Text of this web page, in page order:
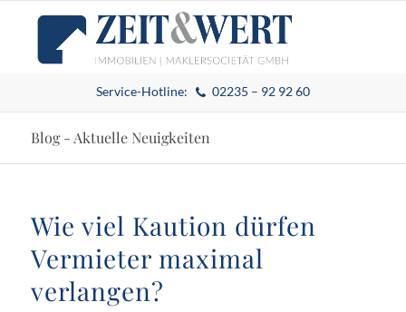
Service-Hotline: 02235 – 92 92 60
Blog - Aktuelle Neuigkeiten
Wie viel Kaution dürfen
Vermieter maximal
verlangen?